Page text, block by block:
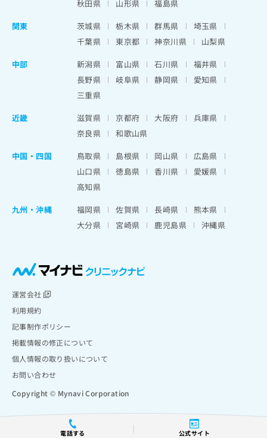
電話する 公式サイト
秋田県
山形県
福島県
関東
茨城県 栃木県 群馬県
埼玉県
千葉県
東京都 神奈川県
山梨県
中部
新潟県 富山県 石川県
福井県
長野県
岐阜県 静岡県
愛知県
三重県
近畿
滋賀県 京都府 大阪府
兵庫県
奈良県
和歌山県
中国・四国
鳥取県 島根県 岡山県
広島県
山口県
徳島県 香川県
愛媛県
高知県
九州・沖縄
福岡県 佐賀県 長崎県
熊本県
大分県
宮崎県 鹿児島県 沖縄県
運営会社
利用規約
記事制作ポリシー
掲載情報の修正について
個人情報の取り扱いについて
お問い合わせ
Copyright © Mynavi Corporation